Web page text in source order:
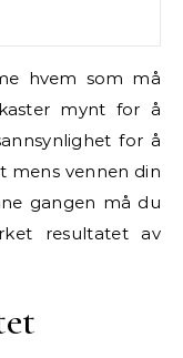
hvem som må
mynt for å
for å
mens vennen din
gangen må du
resultatet av